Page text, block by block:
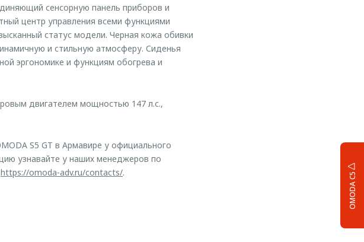
OMODA C5
сенсорную панель приборов и
центр управления всеми функциями
статус модели. Черная кожа обивки
и стильную атмосферу. Сиденья
эргономике и функциям обогрева и
двигателем мощностью 147 л.с.,
S5 GT в Армавире у официального
узнавайте у наших менеджеров по
https://omoda-adv.ru/contacts/.